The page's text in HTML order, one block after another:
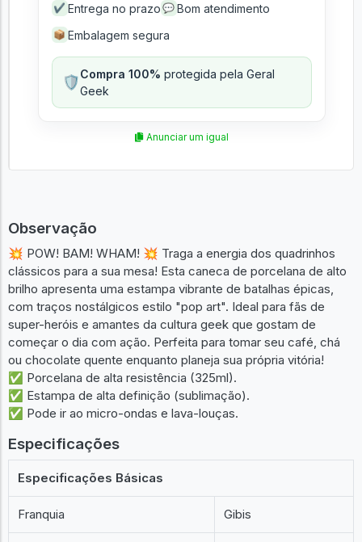
✔ Entrega no prazo 💬 Bom atendimento
📦 Embalagem segura
🛡️Compra 100% protegida pela Geral
Geek
Anunciar um igual
Observação
💥 POW! BAM! WHAM! 💥 Traga a energia dos quadrinhos
clássicos para a sua mesa! Esta caneca de porcelana de alto
brilho apresenta uma estampa vibrante de batalhas épicas,
com traços nostálgicos estilo "pop art". Ideal para fãs de
super-heróis e amantes da cultura geek que gostam de
começar o dia com ação. Perfeita para tomar seu café, chá
ou chocolate quente enquanto planeja sua própria vitória!
✅ Porcelana de alta resistência (325ml).
✅ Estampa de alta definição (sublimação).
✅ Pode ir ao micro-ondas e lava-louças.
Especificações
Especificações Básicas
Franquia Gibis